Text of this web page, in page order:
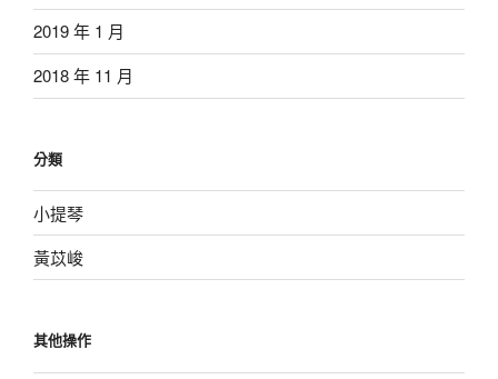
2019 年 1 月
2018 年 11 月
分類
小提琴
黃苡峻
其他操作